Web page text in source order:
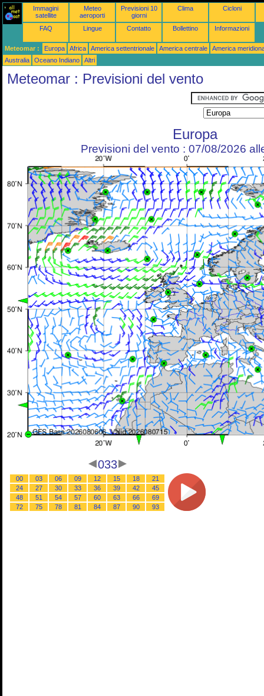
Immagini
satellite
Meteo
aeroporti
Previsioni 10
giorni
Clima Cicloni
FAQ Lingue Contatto Bollettino Informazioni
Meteomar : Europa Africa America settentrionale America centrale
America
Australia
Oceano Indiano Altri
Meteomar : Previsioni del vento
Europa
Previsioni del vento : 07/08/2026
033
00 03 06 09 12 15 18
21
24
27 30 33 36 39 42
45
48
51 54 57 60 63 66
69
72
75 78 81 84 87 90 93